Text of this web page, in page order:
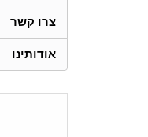
צרו קשר
אודותינו